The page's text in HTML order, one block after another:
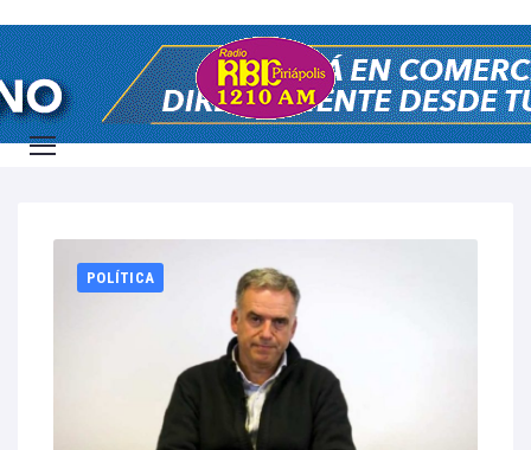
Home junio
POLÍTICA